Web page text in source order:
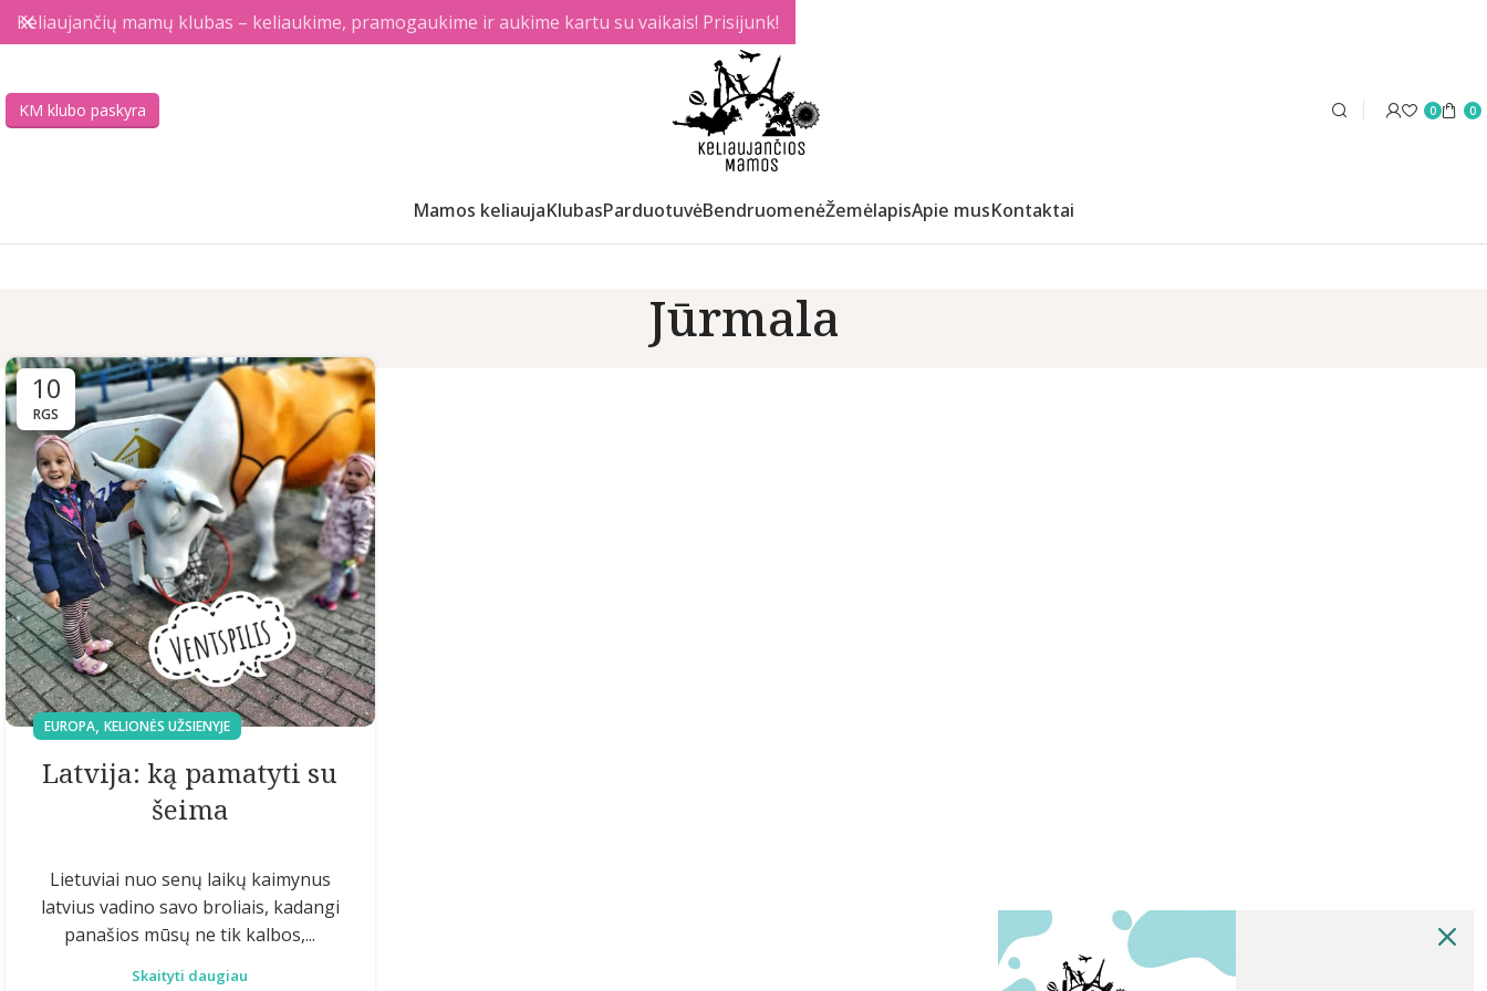
KM klubo paskyra 0 0
Mamos keliaujaKlubasParduotuvėBendruomenėŽemėlapisApie musKontaktai
Jūrmala
10
RGS
EUROPA, KELIONĖS UŽSIENYJE
Latvija: ką pamatyti su
šeima
Lietuviai nuo senų laikų kaimynus
latvius vadino savo broliais, kadangi
panašios mūsų ne tik kalbos,...
Skaityti daugiau
Keliaujančių mamų klubas – keliaukime, pramogaukime ir aukime kartu su vaikais! Prisijunk!